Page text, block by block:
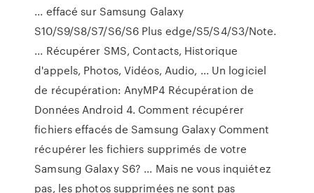
... effacé sur Samsung Galaxy
S10/S9/S8/S7/S6/S6 Plus edge/S5/S4/S3/Note.
... Récupérer SMS, Contacts, Historique
d'appels, Photos, Vidéos, Audio, ... Un logiciel
de récupération: AnyMP4 Récupération de
Données Android 4. Comment récupérer
fichiers effacés de Samsung Galaxy Comment
récupérer les fichiers supprimés de votre
Samsung Galaxy S6? ... Mais ne vous inquiétez
pas, les photos supprimées ne sont pas